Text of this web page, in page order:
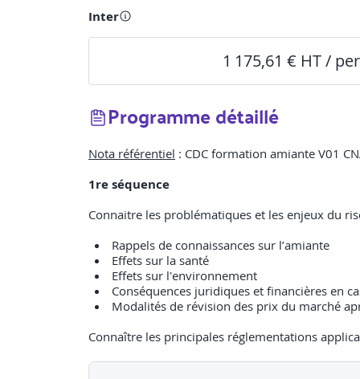
Inter
1 175,61 € HT /
Programme détaillé
Nota référentiel : CDC formation amiante V01
1re séquence
Connaitre les problématiques et les enjeux du
Rappels de connaissances sur l’amiante
Effets sur la santé
Effets sur l'environnement
Conséquences juridiques et financières en
Modalités de révision des prix du marché
Connaître les principales réglementations
Champ d’application et dispositions